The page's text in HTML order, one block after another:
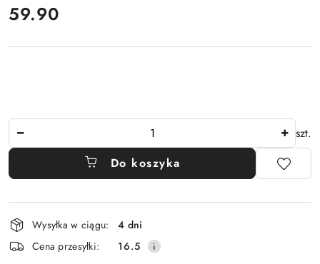
cena:
59.90
szt.
Do koszyka
Dostępność
i
dostawa
Wysyłka w ciągu:
4 dni
Cena przesyłki:
16.5